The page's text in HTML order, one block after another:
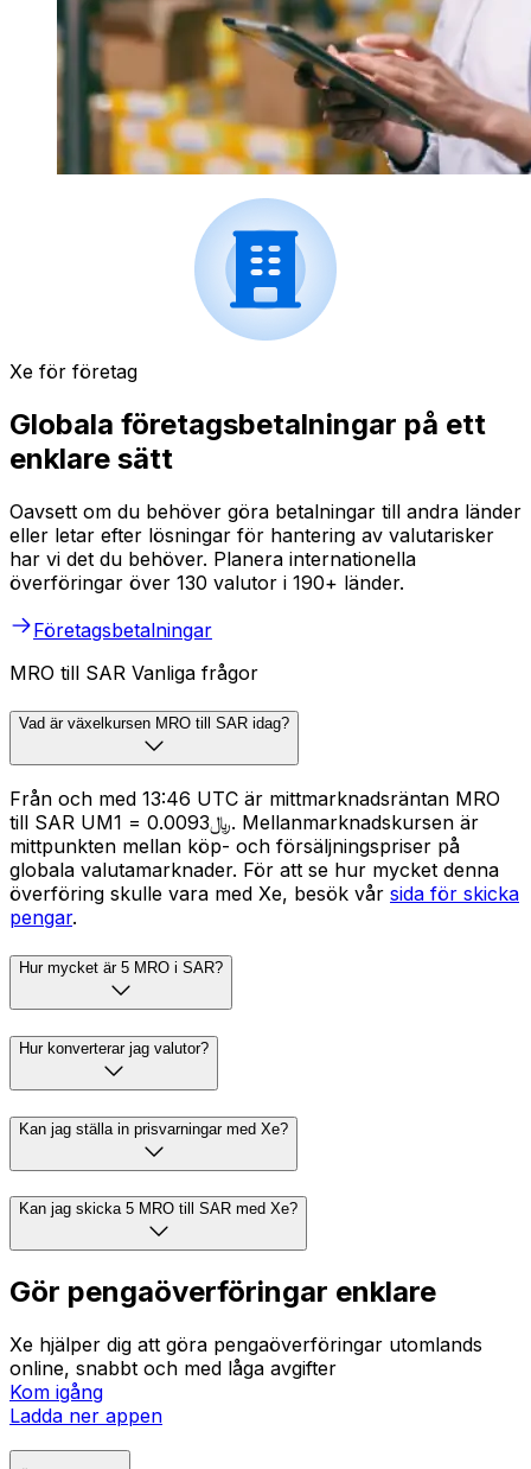
Xe för företag
Globala företagsbetalningar på ett
enklare sätt
Oavsett om du behöver göra betalningar till andra länder
eller letar efter lösningar för hantering av valutarisker
har vi det du behöver. Planera internationella
överföringar över 130 valutor i 190+ länder.
Företagsbetalningar
MRO till SAR Vanliga frågor
Vad är växelkursen MRO till SAR idag?
Från och med 13:46 UTC är mittmarknadsräntan MRO
till SAR UM1 = ﷼0.0093. Mellanmarknadskursen är
mittpunkten mellan köp- och försäljningspriser på
globala valutamarknader. För att se hur mycket denna
överföring skulle vara med Xe, besök vår sida för skicka
pengar.
Hur mycket är 5 MRO i SAR?
Hur konverterar jag valutor?
Kan jag ställa in prisvarningar med Xe?
Kan jag skicka 5 MRO till SAR med Xe?
Gör pengaöverföringar enklare
Xe hjälper dig att göra pengaöverföringar utomlands
online, snabbt och med låga avgifter
Kom igång
Ladda ner appen